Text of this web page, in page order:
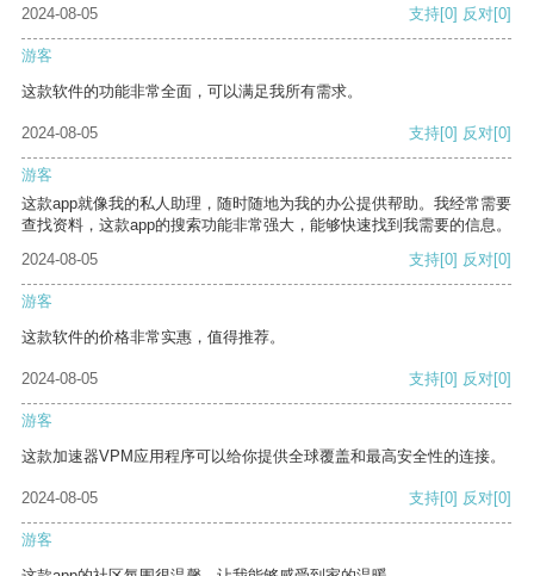
2024-08-05 支持[0] 反对[0]
游客
这款软件的功能非常全面，可以满足我所有需求。
2024-08-05 支持[0] 反对[0]
游客
这款app就像我的私人助理，随时随地为我的办公提供帮助。我经常需要
查找资料，这款app的搜索功能非常强大，能够快速找到我需要的信息。
2024-08-05
支持[0] 反对[0]
游客
这款软件的价格非常实惠，值得推荐。
2024-08-05 支持[0] 反对[0]
游客
这款加速器VPM应用程序可以给你提供全球覆盖和最高安全性的连接。
2024-08-05 支持[0] 反对[0]
游客